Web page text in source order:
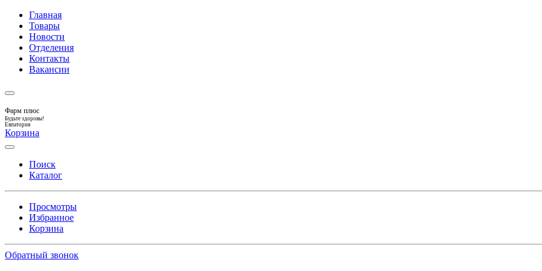
Главная
Товары
Новости
Отделения
Контакты
Вакансии
Фарм плюс
Будьте здоровы!
Евпатория
Корзина
Поиск
Каталог
Просмотры
Избранное
Корзина
Обратный звонок